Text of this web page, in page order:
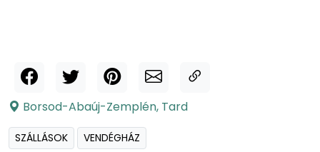
Borsod-Abaúj-Zemplén, Tard
SZÁLLÁSOK VENDÉGHÁZ